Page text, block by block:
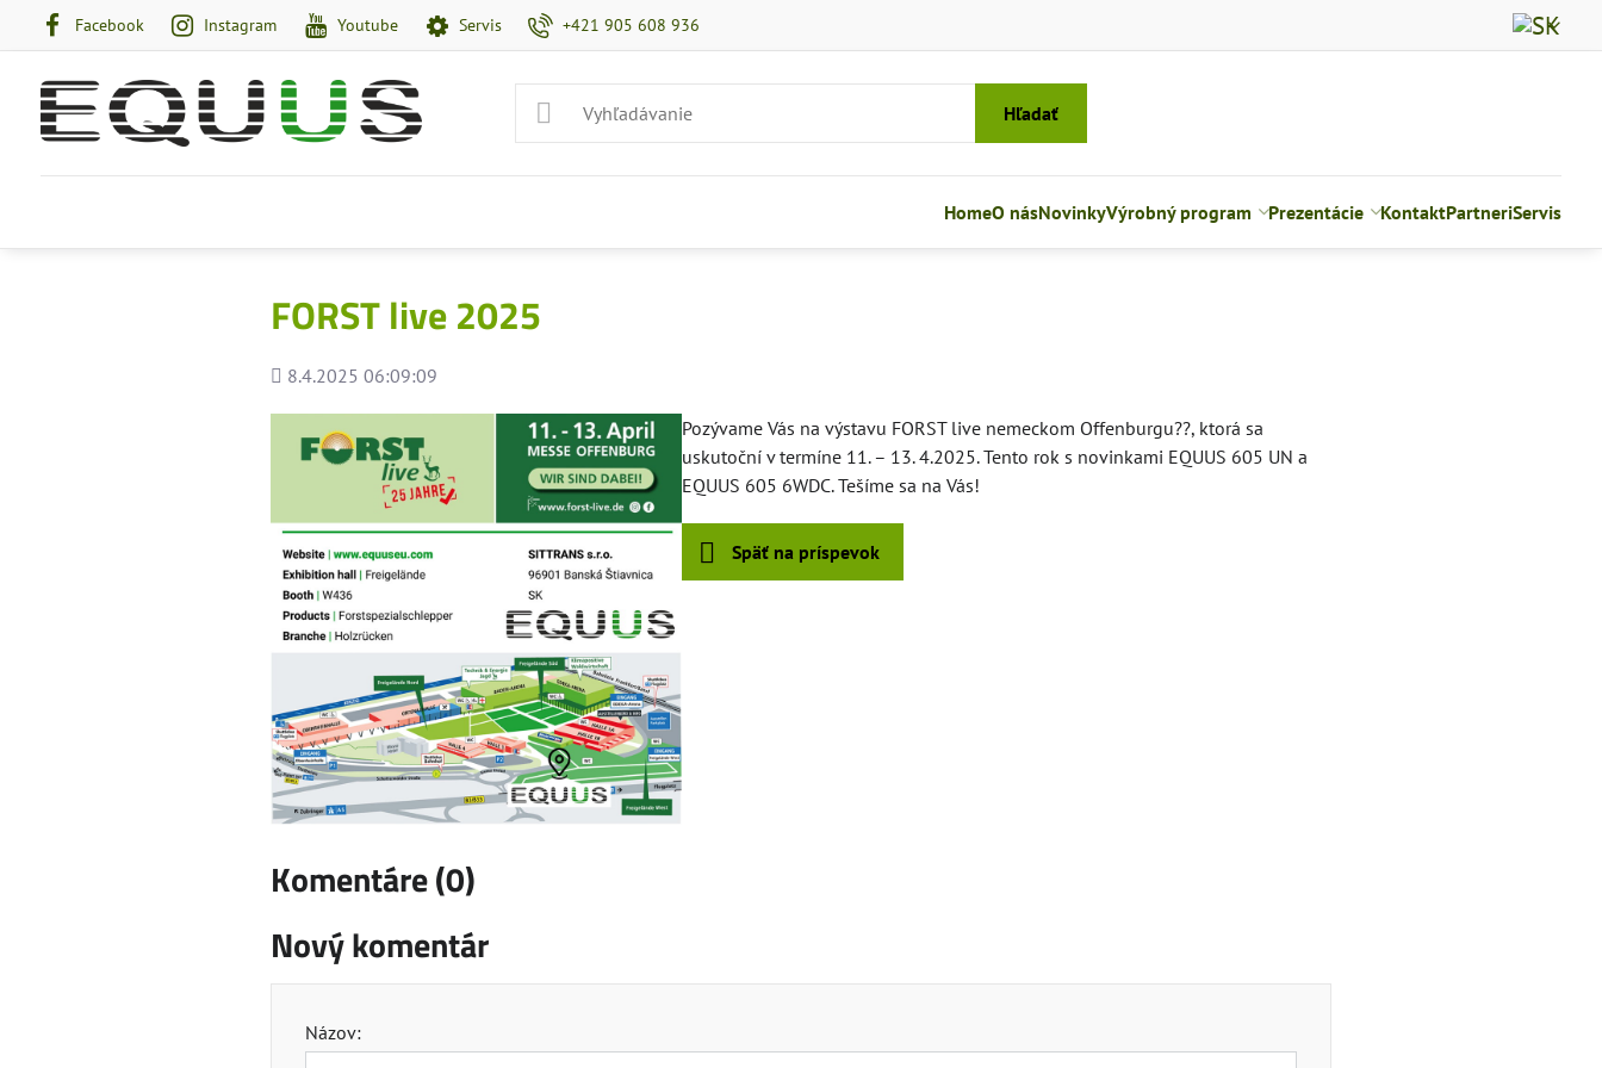
Facebook Instagram Youtube Servis +421 905 608 936
Hľadať
HomeO násNovinkyVýrobný program Prezentácie KontaktPartneriServis
FORST live 2025
Pridané
8.4.2025 06:09:09
Pozývame Vás na výstavu FORST live nemeckom Offenburgu??, ktorá sa
uskutoční v termíne 11. – 13. 4.2025. Tento rok s novinkami EQUUS 605 UN a
EQUUS 605 6WDC. Tešíme sa na Vás!
Späť na príspevok
Komentáre (0)
Nový komentár
Názov: